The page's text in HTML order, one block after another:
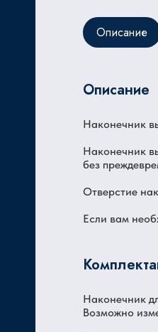
Описание
Описание
Наконечник
Наконечник
без
Отверстие
Если вам
Наконечник
Возможно